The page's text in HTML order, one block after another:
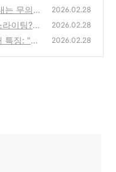
는 무의식
(0)
2026.02.28
이팅?
2026.02.28
특징: "내
2026.02.28